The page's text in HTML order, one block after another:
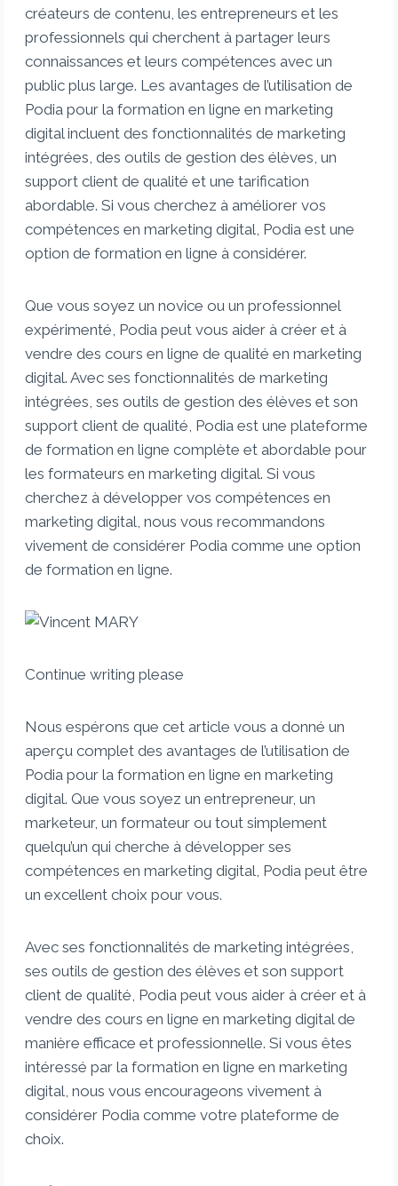
créateurs de contenu, les entrepreneurs et les
professionnels qui cherchent à partager leurs
connaissances et leurs compétences avec un
public plus large. Les avantages de l’utilisation de
Podia pour la formation en ligne en marketing
digital incluent des fonctionnalités de marketing
intégrées, des outils de gestion des élèves, un
support client de qualité et une tarification
abordable. Si vous cherchez à améliorer vos
compétences en marketing digital, Podia est une
option de formation en ligne à considérer.
Que vous soyez un novice ou un professionnel
expérimenté, Podia peut vous aider à créer et à
vendre des cours en ligne de qualité en marketing
digital. Avec ses fonctionnalités de marketing
intégrées, ses outils de gestion des élèves et son
support client de qualité, Podia est une plateforme
de formation en ligne complète et abordable pour
les formateurs en marketing digital. Si vous
cherchez à développer vos compétences en
marketing digital, nous vous recommandons
vivement de considérer Podia comme une option
de formation en ligne.
Continue writing please
Nous espérons que cet article vous a donné un
aperçu complet des avantages de l’utilisation de
Podia pour la formation en ligne en marketing
digital. Que vous soyez un entrepreneur, un
marketeur, un formateur ou tout simplement
quelqu’un qui cherche à développer ses
compétences en marketing digital, Podia peut être
un excellent choix pour vous.
Avec ses fonctionnalités de marketing intégrées,
ses outils de gestion des élèves et son support
client de qualité, Podia peut vous aider à créer et à
vendre des cours en ligne en marketing digital de
manière efficace et professionnelle. Si vous êtes
intéressé par la formation en ligne en marketing
digital, nous vous encourageons vivement à
considérer Podia comme votre plateforme de
choix.